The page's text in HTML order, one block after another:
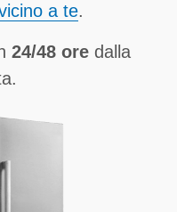
a te.
24/48 oredalla